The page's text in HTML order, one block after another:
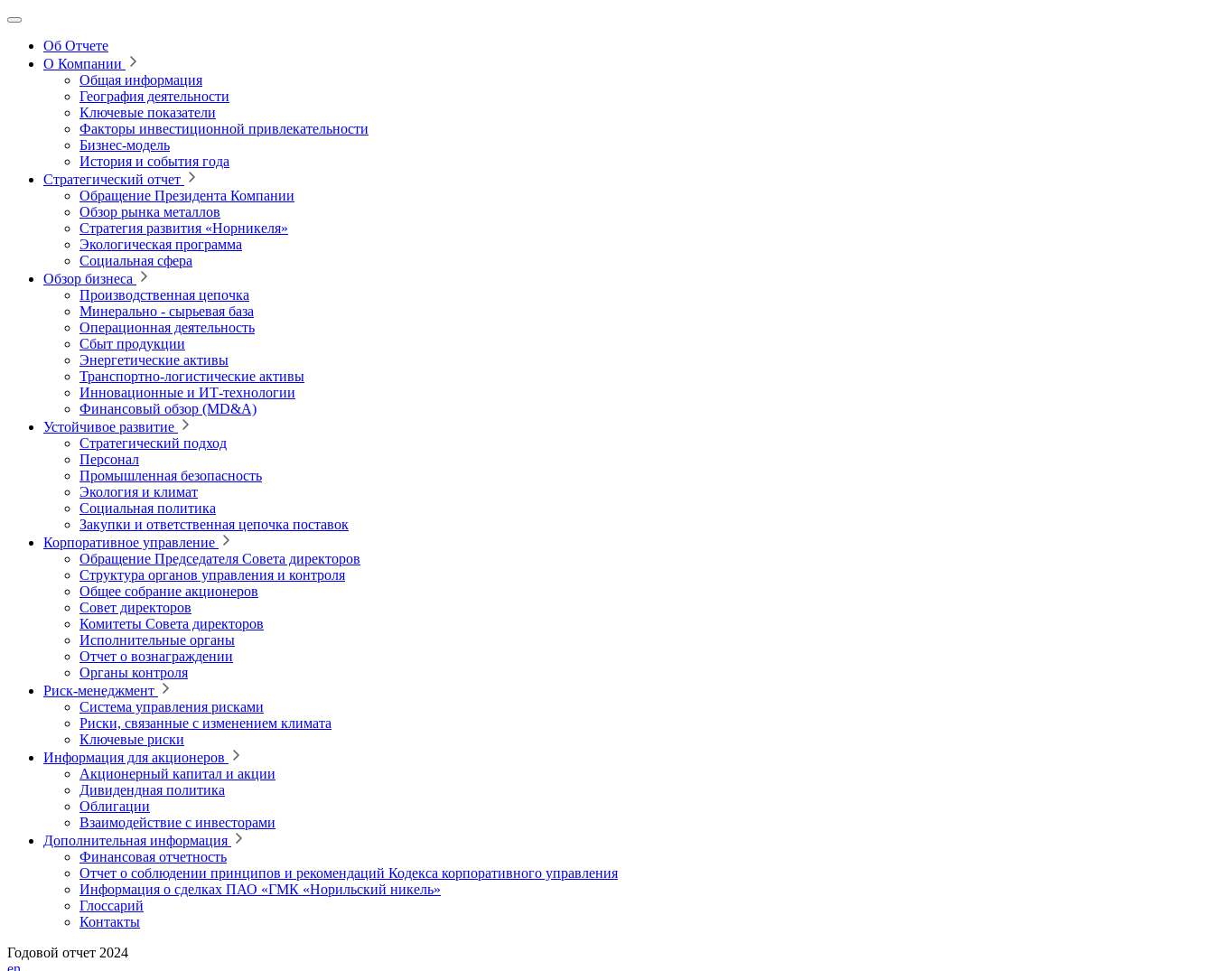
Об Отчете
О Компании
Общая информация
География деятельности
Ключевые показатели
Факторы инвестиционной привлекательности
Бизнес-модель
История и события года
Стратегический отчет
Обращение Президента Компании
Обзор рынка металлов
Стратегия развития «Норникеля»
Экологическая программа
Социальная сфера
Обзор бизнеса
Производственная цепочка
Минерально ‑ сырьевая база
Операционная деятельность
Сбыт продукции
Энергетические активы
Транспортно-логистические активы
Инновационные и ИТ‑технологии
Финансовый обзор (MD&A)
Устойчивое развитие
Стратегический подход
Персонал
Промышленная безопасность
Экология и климат
Социальная политика
Закупки и ответственная цепочка поставок
Корпоративное управление
Обращение Председателя Совета директоров
Структура органов управления и контроля
Общее собрание акционеров
Совет директоров
Комитеты Совета директоров
Исполнительные органы
Отчет о вознаграждении
Органы контроля
Риск-менеджмент
Система управления рисками
Риски, связанные с изменением климата
Ключевые риски
Информация для акционеров
Акционерный капитал и акции
Дивидендная политика
Облигации
Взаимодействие с инвесторами
Дополнительная информация
Финансовая отчетность
Отчет о соблюдении принципов и рекомендаций Кодекса корпоративного управления
Информация о сделках ПАО «ГМК «Норильский никель»
Глоссарий
Контакты
Годовой отчет 2024